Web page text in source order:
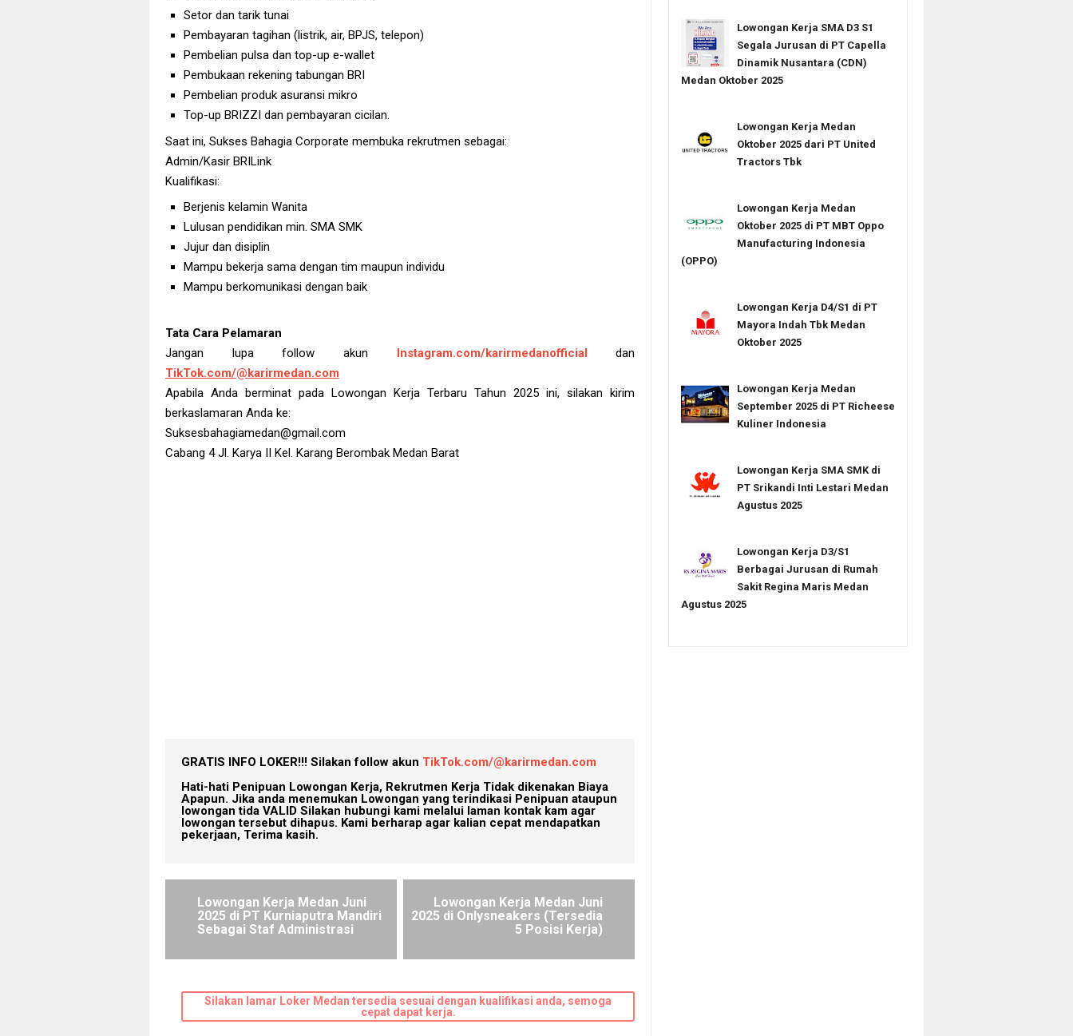
Setor dan tarik tunai
Pembayaran tagihan (listrik, air, BPJS, telepon)
Pembelian pulsa dan top-up e-wallet
Pembukaan rekening tabungan BRI
Pembelian produk asuransi mikro
Top-up BRIZZI dan pembayaran cicilan.
Saat ini, Sukses Bahagia Corporate membuka rekrutmen sebagai:
Admin/Kasir BRILink
Kualifikasi:
Berjenis kelamin Wanita
Lulusan pendidikan min. SMA SMK
Jujur dan disiplin
Mampu bekerja sama dengan tim maupun individu
Mampu berkomunikasi dengan baik
Tata Cara Pelamaran
Jangan lupa follow akun Instagram.com/karirmedanofficial dan
TikTok.com/@karirmedan.com
Apabila Anda berminat pada Lowongan Kerja Terbaru Tahun 2025 ini, silakan kirim
berkaslamaran Anda ke:
Suksesbahagiamedan@gmail.com
Cabang 4 Jl. Karya II Kel. Karang Berombak Medan Barat
GRATIS INFO LOKER!!! Silakan follow akun TikTok.com/@karirmedan.com
Hati-hati Penipuan Lowongan Kerja, Rekrutmen Kerja Tidak dikenakan Biaya
Apapun. Jika anda menemukan Lowongan yang terindikasi Penipuan ataupun
lowongan tida VALID Silakan hubungi kami melalui laman kontak kam agar
lowongan tersebut dihapus. Kami berharap agar kalian cepat mendapatkan
pekerjaan, Terima kasih.
Lowongan Kerja Medan Juni
2025 di PT Kurniaputra Mandiri
Sebagai Staf Administrasi
Lowongan Kerja Medan Juni
2025 di Onlysneakers (Tersedia
5 Posisi Kerja)
Silakan lamar Loker Medan tersedia sesuai dengan kualifikasi anda, semoga
cepat dapat kerja.
Lowongan Kerja SMA D3 S1
Segala Jurusan di PT Capella
Dinamik Nusantara (CDN)
Medan Oktober 2025
Lowongan Kerja Medan
Oktober 2025 dari PT United
Tractors Tbk
Lowongan Kerja Medan
Oktober 2025 di PT MBT Oppo
Manufacturing Indonesia
(OPPO)
Lowongan Kerja D4/S1 di PT
Mayora Indah Tbk Medan
Oktober 2025
Lowongan Kerja Medan
September 2025 di PT Richeese
Kuliner Indonesia
Lowongan Kerja SMA SMK di
PT Srikandi Inti Lestari Medan
Agustus 2025
Lowongan Kerja D3/S1
Berbagai Jurusan di Rumah
Sakit Regina Maris Medan
Agustus 2025